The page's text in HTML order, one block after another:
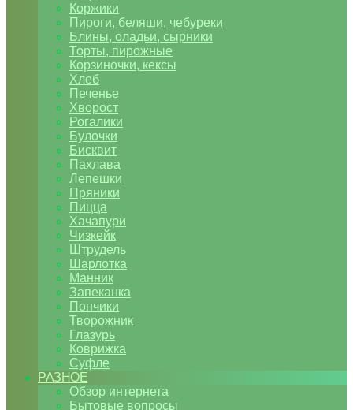
Коржики
Пироги, беляши, чебуреки
Блины, оладьи, сырники
Торты, пирожные
Корзиночки, кексы
Хлеб
Печенье
Хворост
Рогалики
Булочки
Бисквит
Пахлава
Лепешки
Пряники
Пицца
Хачапури
Чизкейк
Штрудель
Шарлотка
Манник
Запеканка
Пончики
Творожник
Глазурь
Коврижка
Суфле
РАЗНОЕ
Обзор интернета
Бытовые вопросы